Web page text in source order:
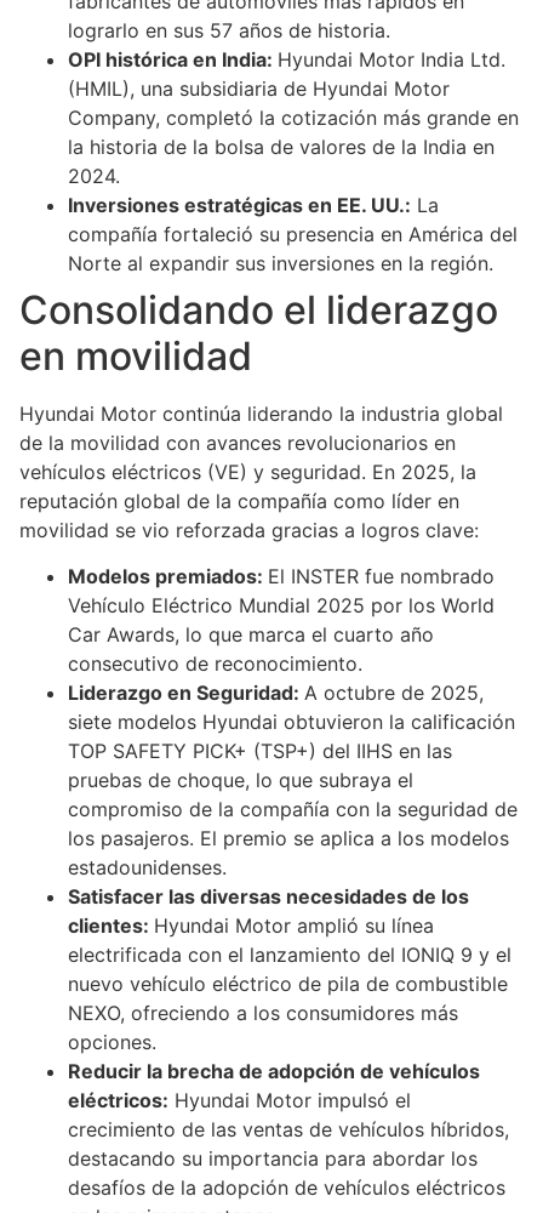
lograrlo en sus 57 años de historia.
OPI histórica en India: Hyundai Motor India Ltd.
(HMIL), una subsidiaria de Hyundai Motor
Company, completó la cotización más grande en
la historia de la bolsa de valores de la India en
2024.
Inversiones estratégicas en EE. UU.: La
compañía fortaleció su presencia en América del
Norte al expandir sus inversiones en la región.
Consolidando el liderazgo
en movilidad
Hyundai Motor continúa liderando la industria global
de la movilidad con avances revolucionarios en
vehículos eléctricos (VE) y seguridad. En 2025, la
reputación global de la compañía como líder en
movilidad se vio reforzada gracias a logros clave:
Modelos premiados: El INSTER fue nombrado
Vehículo Eléctrico Mundial 2025 por los World
Car Awards, lo que marca el cuarto año
consecutivo de reconocimiento.
Liderazgo en Seguridad: A octubre de 2025,
siete modelos Hyundai obtuvieron la calificación
TOP SAFETY PICK+ (TSP+) del IIHS en las
pruebas de choque, lo que subraya el
compromiso de la compañía con la seguridad de
los pasajeros. El premio se aplica a los modelos
estadounidenses.
Satisfacer las diversas necesidades de los
clientes: Hyundai Motor amplió su línea
electrificada con el lanzamiento del IONIQ 9 y el
nuevo vehículo eléctrico de pila de combustible
NEXO, ofreciendo a los consumidores más
opciones.
Reducir la brecha de adopción de vehículos
eléctricos: Hyundai Motor impulsó el
crecimiento de las ventas de vehículos híbridos,
destacando su importancia para abordar los
desafíos de la adopción de vehículos eléctricos